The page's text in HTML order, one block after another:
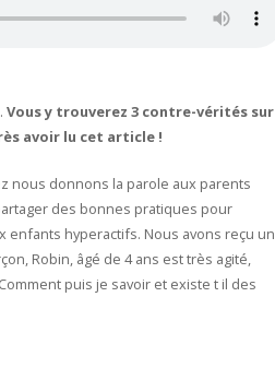
Vous y trouverez 3 contre-vérités sur
avoir lu cet article !
nous donnons la parole aux parents
des bonnes pratiques pour
hyperactifs. Nous avons reçu un
Robin, âgé de 4 ans est très agité,
puis je savoir et existe t il des